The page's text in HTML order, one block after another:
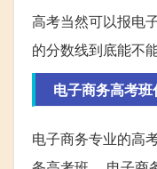
高考当然可以报电
的分数线到底能不
电子商务高考
电子商务专业的高